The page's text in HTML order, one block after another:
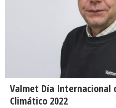
Valmet Día Internacional
Climático 2022